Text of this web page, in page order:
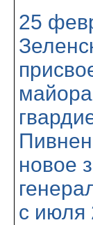
25
новое
с июля